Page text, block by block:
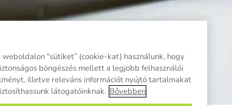
weboldalon "sütiket” (cookie-kat) használunk, hogy
böngészés mellett a legjobb felhasználói
illetve releváns információt nyújtó tartalmakat
látogatóinknak. Bővebben